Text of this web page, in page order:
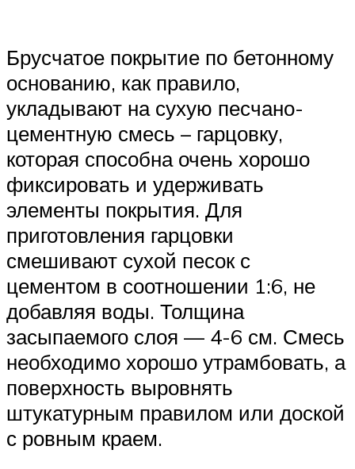
Брусчатое покрытие по бетонному
основанию, как правило,
укладывают на сухую песчано-
цементную смесь – гарцовку,
которая способна очень хорошо
фиксировать и удерживать
элементы покрытия. Для
приготовления гарцовки
смешивают сухой песок с
цементом в соотношении 1:6, не
добавляя воды. Толщина
засыпаемого слоя — 4-6 см. Смесь
необходимо хорошо утрамбовать, а
поверхность выровнять
штукатурным правилом или доской
с ровным краем.